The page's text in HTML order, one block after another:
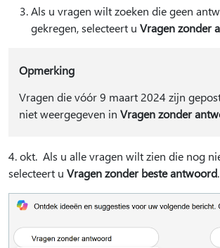
Als u vragen wilt zoeken die geen
gekregen, selecteert u Vragen zonder
Opmerking
Vragen die vóór 9 maart 2024 zijn
niet weergegeven in Vragen zonder
4. okt. Als u alle vragen wilt zien die nog
selecteert u Vragen zonder beste antwoord.